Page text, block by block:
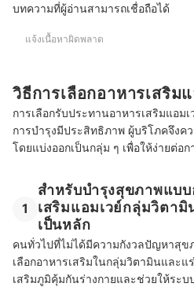
บทความที่ผู้อ่านสามารถเชื่อถือได้
แจ้งเนื้อหาผิดพลาด
วิธีการเลือกอาหารเสริม
การเลือกรับประทานอาหารเสริมแอม
การบำรุงมีประสิทธิภาพ ผู้บริโภคจึงค
โดยแบ่งออกเป็นกลุ่ม ๆ เพื่อให้ง่ายต่อ
1
สำหรับบำรุงสุขภาพแบ
เสริมแอมเวย์กลุ่มวิตา
เป็นหลัก
คนทั่วไปที่ไม่ได้มีความกังวลปัญหาสุ
เลือกอาหารเสริมในกลุ่มวิตามินและแ
เสริมภูมิคุ้มกันร่างกายและช่วยให้ระบ